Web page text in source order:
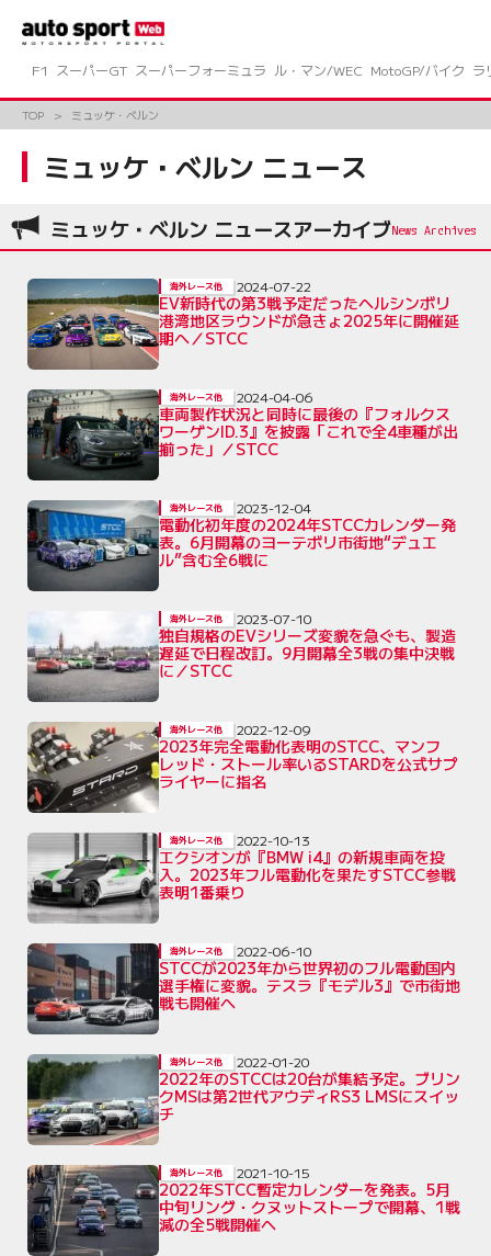
ツ
ス
F1 スーパーGT スーパーフォーミュラ ル・マン/WEC MotoGP/バイク ラ
TOP ミュッケ・ベルン
ミュッケ・ベルン ニュース
ミュッケ・ベルン ニュースアーカイブ
EV新時代の第3戦予定だったヘルシンボリ
港湾地区ラウンドが急きょ2025年に開催延
期へ／STCC
海外レース他 2024-07-22
車両製作状況と同時に最後の『フォルクス
ワーゲンID.3』を披露「これで全4車種が出
揃った」／STCC
海外レース他 2024-04-06
電動化初年度の2024年STCCカレンダー発
表。6月開幕のヨーテボリ市街地“デュエ
ル”含む全6戦に
海外レース他 2023-12-04
独自規格のEVシリーズ変貌を急ぐも、製造
遅延で日程改訂。9月開幕全3戦の集中決戦
に／STCC
海外レース他 2023-07-10
2023年完全電動化表明のSTCC、マンフ
レッド・ストール率いるSTARDを公式サプ
ライヤーに指名
海外レース他 2022-12-09
エクシオンが『BMW i4』の新規車両を投
入。2023年フル電動化を果たすSTCC参戦
表明1番乗り
海外レース他 2022-10-13
STCCが2023年から世界初のフル電動国内
選手権に変貌。テスラ『モデル3』で市街地
戦も開催へ
海外レース他 2022-06-10
2022年のSTCCは20台が集結予定。ブリン
クMSは第2世代アウディRS3 LMSにスイッ
チ
海外レース他 2022-01-20
2022年STCC暫定カレンダーを発表。5月
中旬リング・クヌットストープで開幕、1戦
減の全5戦開催へ
海外レース他 2021-10-15